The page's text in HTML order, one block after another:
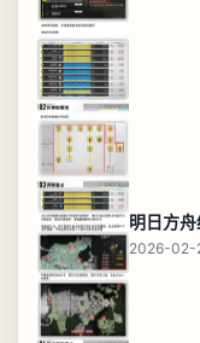
2026-02-